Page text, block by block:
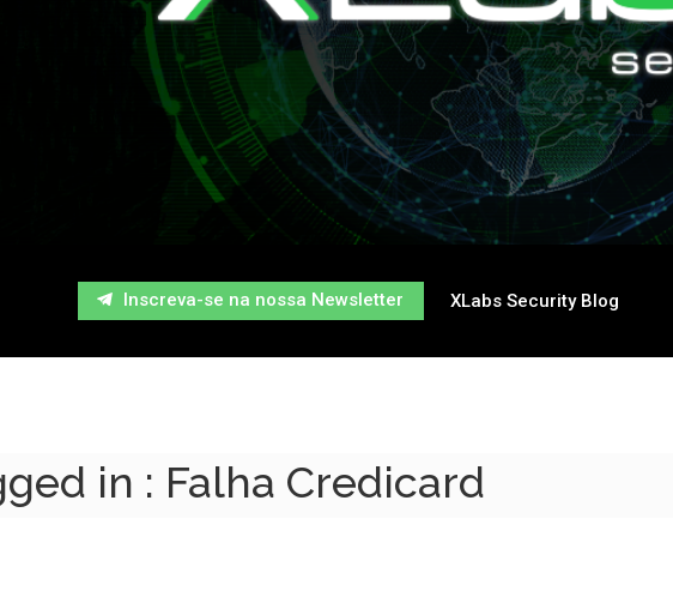
Inscreva-se na nossa Newsletter XLabs Security Blog
in : Falha Credicard